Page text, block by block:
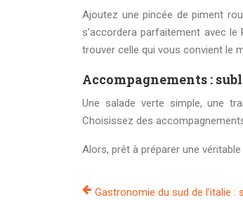
Ajoutez une pincée de piment
s’accordera parfaitement avec
trouver celle qui vous convient le
Accompagnements :
Une salade verte simple, une
Choisissez des
Alors, prêt à préparer une
Gastronomie du sud de l’italie :